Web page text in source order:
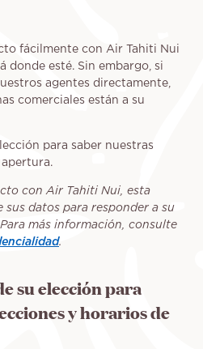
fácilmente con Air Tahiti Nui
donde esté. Sin embargo, si
agentes directamente,
comerciales están a su
para saber nuestras
con Air Tahiti Nui, esta
datos para responder a su
más información, consulte
.
su elección para
y horarios de